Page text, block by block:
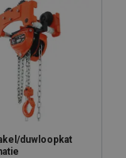
duwloopkat